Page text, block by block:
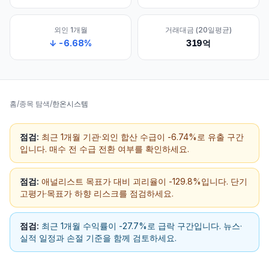
외인 1개월
↓ -6.68%
거래대금 (20일평균)
319억
홈/종목 탐색/한온시스템
점검: 최근 1개월 기관·외인 합산 수급이 -6.74%로 유출 구간
입니다. 매수 전 수급 전환 여부를 확인하세요.
점검: 애널리스트 목표가 대비 괴리율이 -129.8%입니다. 단기
고평가·목표가 하향 리스크를 점검하세요.
점검: 최근 1개월 수익률이 -27.7%로 급락 구간입니다. 뉴스·
실적 일정과 손절 기준을 함께 검토하세요.